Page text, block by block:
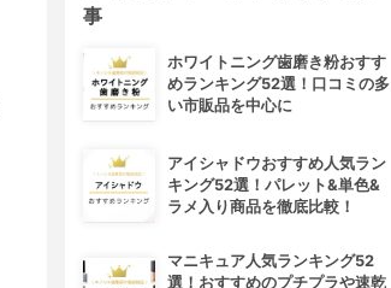
事
ホワイトニング歯磨き粉おすす
めランキング52選！口コミの多
い市販品を中心に
アイシャドウおすすめ人気ラン
キング52選！パレット&単色&
ラメ入り商品を徹底比較！
マニキュア人気ランキング52
選！おすすめのプチプラや速乾